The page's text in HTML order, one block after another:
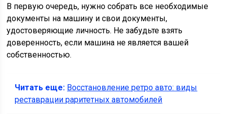
В первую очередь, нужно собрать все необходимые
документы на машину и свои документы,
удостоверяющие личность. Не забудьте взять
доверенность, если машина не является вашей
собственностью.
Читать еще: Восстановление ретро авто: виды
реставрации раритетных автомобилей